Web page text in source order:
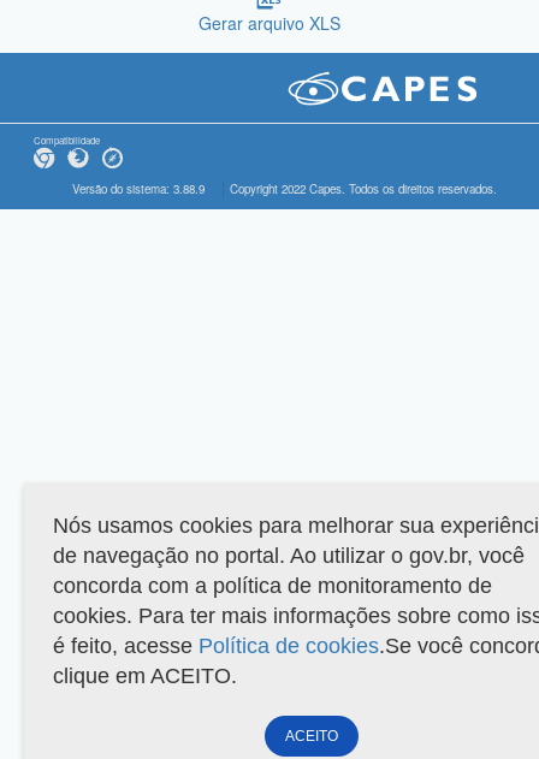
Gerar arquivo XLS
Compatibilidade
Versão do sistema: 3.88.9 Copyright 2022 Capes. Todos os direitos reservados.
Nós usamos cookies para melhorar sua
de navegação no portal. Ao utilizar o gov.br, você
concorda com a política de monitoramento de
cookies. Para ter mais informações sobre como
é feito, acesse Política de cookies.Se você
clique em ACEITO.
ACEITO